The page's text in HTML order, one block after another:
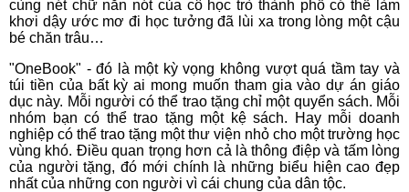
cùng nét chữ nắn nót của cô học trò thành phố có thể làm
khơi dậy ước mơ đi học tưởng đã lùi xa trong lòng một cậu
bé chăn trâu…
"OneBook" - đó là một kỳ vọng không vượt quá tầm tay và
túi tiền của bất kỳ ai mong muốn tham gia vào dự án giáo
dục này. Mỗi người có thể trao tặng chỉ một quyển sách. Mỗi
nhóm bạn có thể trao tặng một kệ sách. Hay mỗi doanh
nghiệp có thể trao tặng một thư viện nhỏ cho một trường học
vùng khó. Điều quan trọng hơn cả là thông điệp và tấm lòng
của người tặng, đó mới chính là những biểu hiện cao đẹp
nhất của những con người vì cái chung của dân tộc.